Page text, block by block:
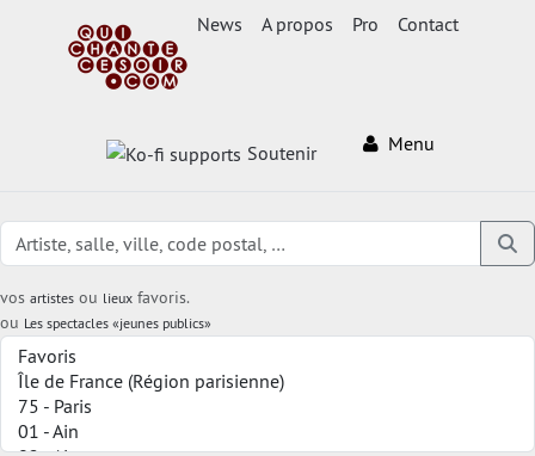
News A propos Pro Contact
Soutenir Menu
vos artistes ou lieux favoris.
ou Les spectacles «jeunes publics»